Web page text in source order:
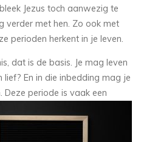
Jezus toch aanwezig te
verder met hen. Zo ook met
perioden herkent in je leven.
dat is de basis. Je mag leven
lief? En in die inbedding mag je
Deze periode is vaak een